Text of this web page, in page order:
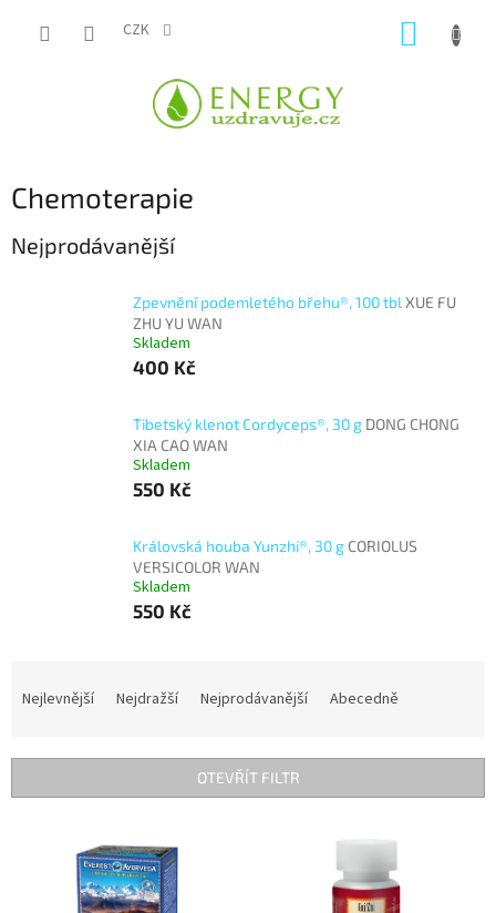
CZK
Chemoterapie
Nejprodávanější
Zpevnění podemletého břehu®, 100 tbl XUE FU
ZHU YU WAN
Skladem
400 Kč
Tibetský klenot Cordyceps®, 30 g DONG CHONG
XIA CAO WAN
Skladem
550 Kč
Královská houba Yunzhi®, 30 g CORIOLUS
VERSICOLOR WAN
Skladem
550 Kč
í
Nejlevnější Nejdražší Nejprodávanější Abecedně
OTEVŘÍT FILTR